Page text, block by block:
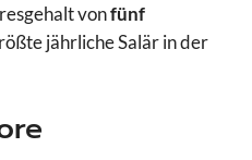
vonfünf
jährliche Salär in der